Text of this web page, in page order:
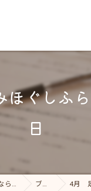
ぐしふ
日
大分市のもみほぐしならふらりん ブログ 4月 足